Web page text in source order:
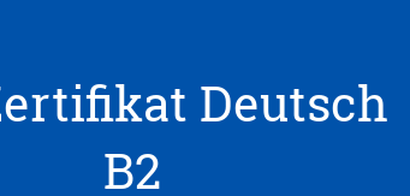
Deutsch
B2